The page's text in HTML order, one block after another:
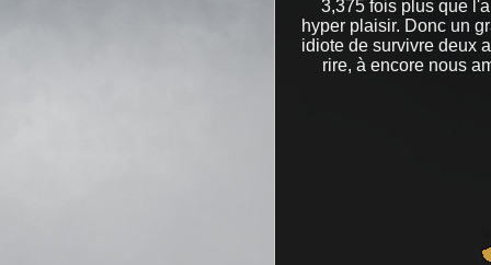
3,375 fois plus que
hyper plaisir. Donc un
idiote de survivre deux
rire, à encore nous